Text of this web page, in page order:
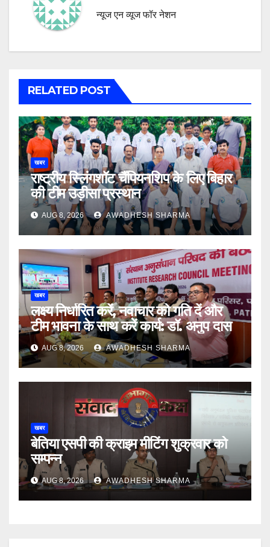
न्यूज एन व्यूज फॉर नेशन
RELATED POST
खबर
राष्ट्रीय स्लिंगशॉट चैंपियनशिप के लिए बिहार
की टीम उड़ीसा प्रस्थान
AUG 8, 2026 AWADHESH SHARMA
खबर
लक्ष्य निर्धारित करें, नवाचार को गति दें और
टीम भावना के साथ करें कार्य: डॉ. अनुप दास
AUG 8, 2026 AWADHESH SHARMA
खबर
बेतिया एसपी की क्राइम मीटिंग शुक्रवार को
सम्पन्न
AUG 8, 2026 AWADHESH SHARMA